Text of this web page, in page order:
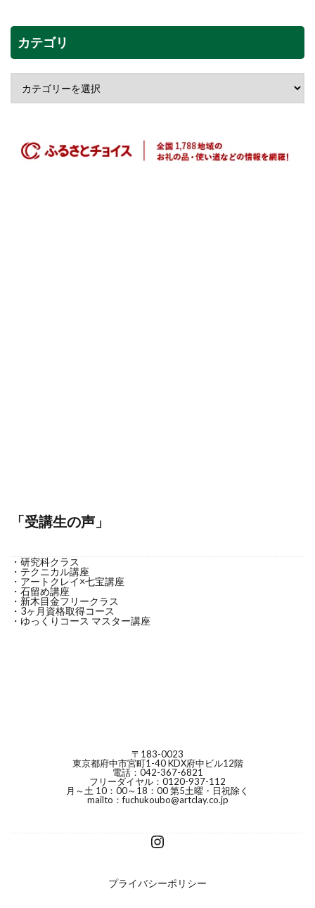
カテゴリ
「受講生の声」
・研究科クラス
・テクニカル講座
・アートクレイ×七宝講座
・石留め講座
・新木目金フリークラス
・3ヶ月資格取得コース
・ゆっくりコース マスター講座
〒183-0023
東京都府中市宮町1-40 KDX府中ビル12階
電話：042-367-6821
フリーダイヤル：0120-937-112
月～土 10：00～18：00 第5土曜・日祝除く
mailto：fuchukoubo@artclay.co.jp
プライバシーポリシー